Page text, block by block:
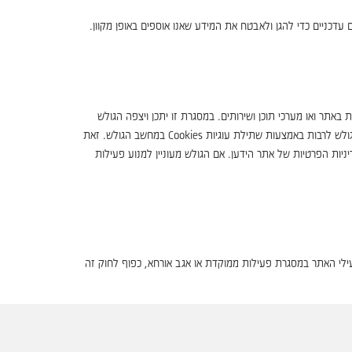
עדכניים כדי להגן ולאבטח את המידע שאנו אוספים באופן מקוון.
ואו מערכי תוכן ושירותים. במסגרת זו יתכן ויצפה הגולש
בהצעות שירות, תכנים, מידע או בפרסומות של האתר או של גורמים שלישיים כלשהם- מידע או מודעות שמקורן במפרסמים חיצוניים האוספים מידע אודות הגולש לרבות באמצעות שתילת עוגיות Cookies במחשב הגולש. זאת
הפרטיות של אתר הידען. אם הגולש מעוניין למנוע פעילות
על ידי מפעילי האתר במסגרת פעילות ממוקדת או אגב אורחא, כפוף לחוק זה